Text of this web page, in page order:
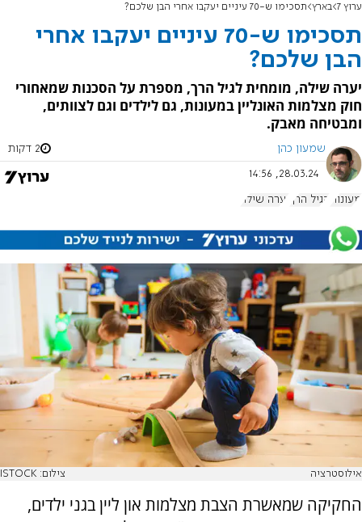
ערוץ 7 בארץ תסכימו ש-70 עיניים יעקבו אחרי הבן שלכם?
תסכימו ש-70 עיניים יעקבו אחרי
הבן שלכם?
יערה שילה, מומחית לגיל הרך, מספרת על הסכנות שמאחורי
חוק מצלמות האונליין במעונות, גם לילדים וגם לצוותים,
ומבטיחה מאבק.
שמעון כהן 2 דקות
28.03.24, 14:56
מעונות הגיל הרך יערה שילה
אילוסטרציה צילום: ISTOCK
החקיקה שמאשרת הצבת מצלמות און ליין בגני ילדים,